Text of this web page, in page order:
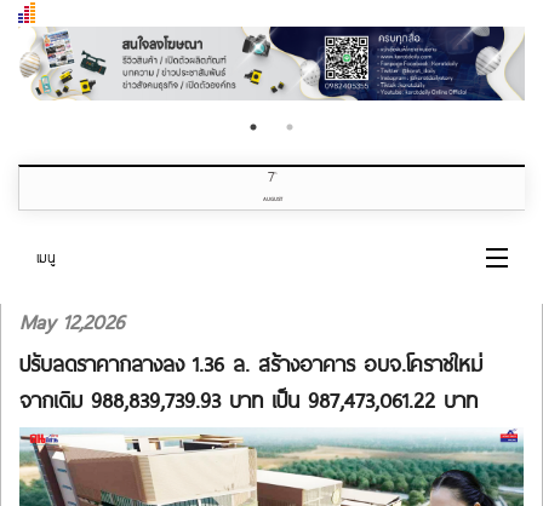
7th
AUGUST
เมนู
หน้าแรก
หมวดข่าว
เกี่ยวกับเรา
May 12,2026
ปรับลดราคากลางลง 1.36 ล. สร้างอาคาร อบจ.โคราชใหม่
จากเดิม 988,839,739.93 บาท เป็น 987,473,061.22 บาท